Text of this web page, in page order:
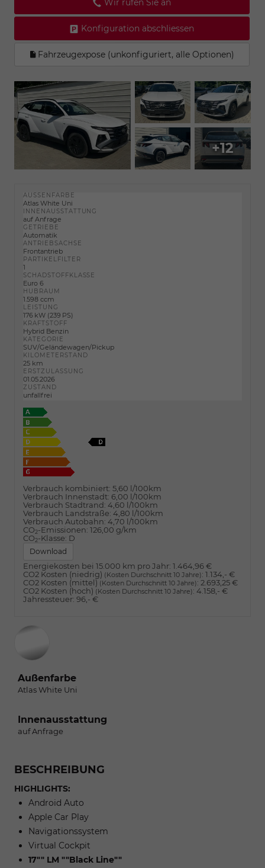
Wir rufen Sie an
Konfiguration abschliessen
Fahrzeugexpose (unkonfiguriert, alle Optionen)
+12
AUSSENFARBE
Atlas White Uni
INNENAUSSTATTUNG
auf Anfrage
GETRIEBE
Automatik
ANTRIEBSACHSE
Frontantrieb
PARTIKELFILTER
1
SCHADSTOFFKLASSE
Euro 6
HUBRAUM
1.598 ccm
LEISTUNG
176 kW (239 PS)
KRAFTSTOFF
Hybrid Benzin
KATEGORIE
SUV/Geländewagen/Pickup
KILOMETERSTAND
25 km
ERSTZULASSUNG
01.05.2026
ZUSTAND
unfallfrei
Verbrauch kombiniert: 5,60 l/100km
Verbrauch Innenstadt: 6,00 l/100km
Verbrauch Stadtrand: 4,60 l/100km
Verbrauch Landstraße: 4,80 l/100km
Verbrauch Autobahn: 4,70 l/100km
CO2-Emissionen: 126,00 g/km
CO2-Klasse: D
Download
Energiekosten bei 15.000 km pro Jahr: 1.464,96 €
CO2 Kosten (niedrig) (Kosten Durchschnitt 10 Jahre): 1.134,- €
CO2 Kosten (mittel) (Kosten Durchschnitt 10 Jahre): 2.693,25 €
CO2 Kosten (hoch) (Kosten Durchschnitt 10 Jahre): 4.158,- €
Jahressteuer: 96,- €
Außenfarbe
Atlas White Uni
Innenausstattung
auf Anfrage
BESCHREIBUNG
HIGHLIGHTS:
Android Auto
Apple Car Play
Navigationssystem
Virtual Cockpit
17"" LM ""Black Line""